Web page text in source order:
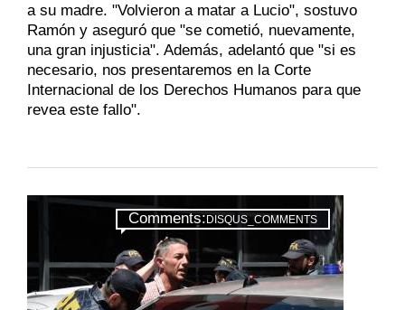
a su madre. "Volvieron a matar a Lucio", sostuvo
Ramón y aseguró que "se cometió, nuevamente,
una gran injusticia". Además, adelantó que "si es
necesario, nos presentaremos en la Corte
Internacional de los Derechos Humanos para que
revea este fallo".
Comments:DISQUS_COMMENTS